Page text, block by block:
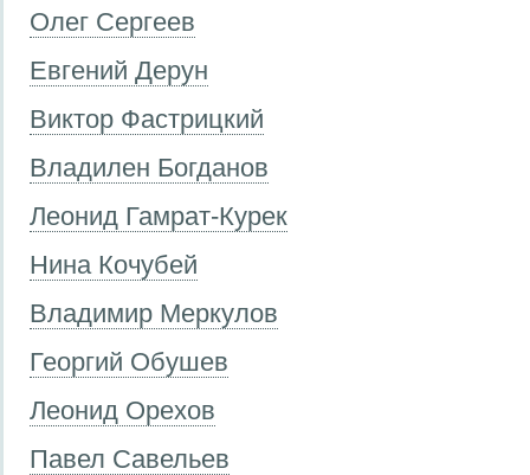
Олег Сергеев
Евгений Дерун
Виктор Фастрицкий
Владилен Богданов
Леонид Гамрат-Курек
Нина Кочубей
Владимир Меркулов
Георгий Обушев
Леонид Орехов
Павел Савельев